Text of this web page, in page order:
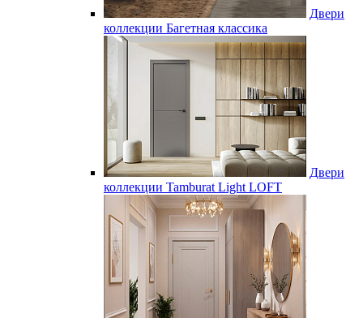
Двери
коллекции Багетная классика
Двери
коллекции Tamburat Light LOFT